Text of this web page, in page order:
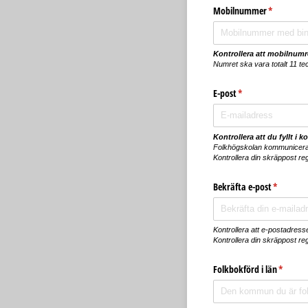
Mobilnummer*
(krävs)
Kontrollera att
Numret ska vara totalt 11
E-post*
(krävs)
Kontrollera att du fyllt i
Folkhögskolan
Kontrollera din skräppost
Bekräfta e-post*
(krävs)
Kontrollera att e-
Kontrollera din skräppost
Folkbokförd i län*
(krävs)